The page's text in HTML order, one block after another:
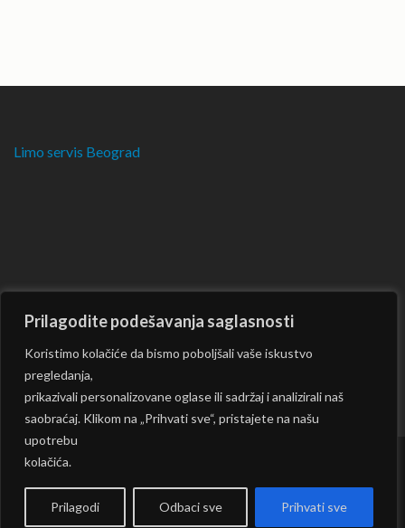
Prilagodite podešavanja saglasnosti
Koristimo kolačiće da bismo poboljšali vaše iskustvo
pregledanja,
prikazivali personalizovane oglase ili sadržaj i analizirali naš
saobraćaj. Klikom na „Prihvati sve“, pristajete na našu
upotrebu
kolačića.
Prilagodi Odbaci sve Prihvati sve
Limo servis Beograd
Powered by: